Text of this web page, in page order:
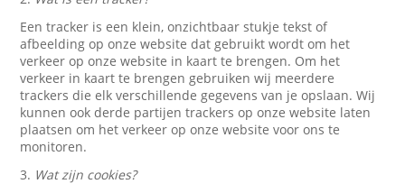
Een tracker is een klein, onzichtbaar stukje tekst of
afbeelding op onze website dat gebruikt wordt om het
verkeer op onze website in kaart te brengen. Om het
verkeer in kaart te brengen gebruiken wij meerdere
trackers die elk verschillende gegevens van je opslaan. Wij
kunnen ook derde partijen trackers op onze website laten
plaatsen om het verkeer op onze website voor ons te
monitoren.
3. Wat zijn cookies?